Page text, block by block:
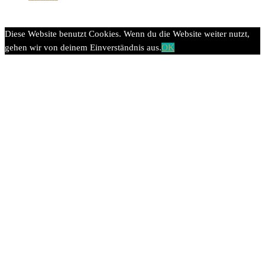
Diese Website benutzt Cookies. Wenn du die Website weiter nutzt,
gehen wir von deinem Einverständnis aus.OK